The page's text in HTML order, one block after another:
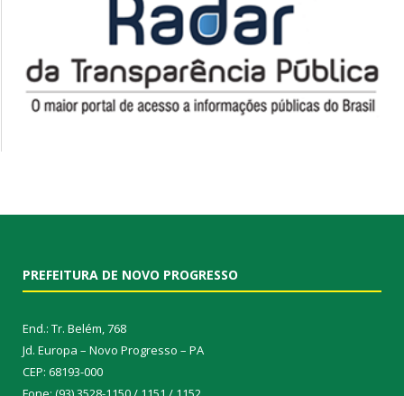
PREFEITURA DE NOVO PROGRESSO
End.: Tr. Belém, 768
Jd. Europa – Novo Progresso – PA
CEP: 68193-000